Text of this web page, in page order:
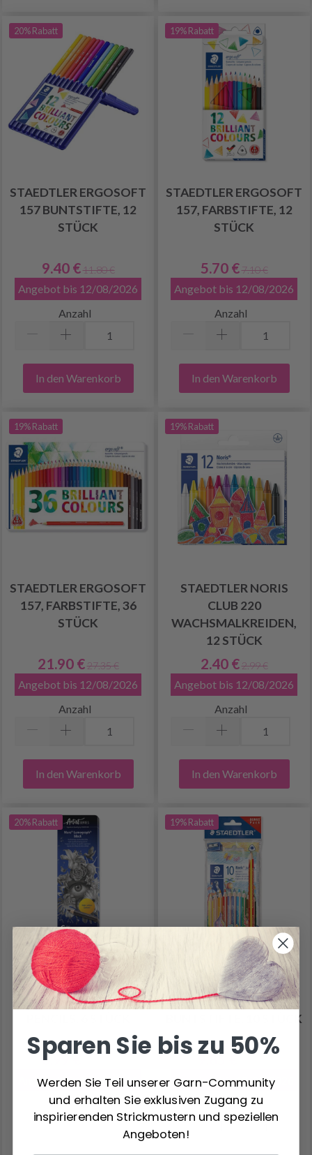
20% Rabatt
STAEDTLER ERGOSOFT
157 BUNTSTIFTE, 12
STÜCK
9.40 € 11.80 €
Angebot bis 12/08/2026
Anzahl
In den Warenkorb
19% Rabatt
STAEDTLER ERGOSOFT
157, FARBSTIFTE, 12
STÜCK
5.70 € 7.10 €
Angebot bis 12/08/2026
Anzahl
In den Warenkorb
19% Rabatt
STAEDTLER ERGOSOFT
157, FARBSTIFTE, 36
STÜCK
21.90 € 27.35 €
Angebot bis 12/08/2026
Anzahl
In den Warenkorb
19% Rabatt
STAEDTLER NORIS
CLUB 220
WACHSMALKREIDEN,
12 STÜCK
2.40 € 2.99 €
Angebot bis 12/08/2026
Anzahl
In den Warenkorb
20% Rabatt
STAEDTLER MARS
LUMOGRAPH DRAW
8.99 €
Angebot bis 12/08/2026
19% Rabatt
STAEDTLER NORIS
CLUB JUMBO
BUNTSTIFTE, 10 STÜCK
9.85 €
Angebot bis 12/08/2026
Anzahl
Sparen Sie bis zu 50%
Werden Sie Teil unserer Garn-Community
und erhalten Sie exklusiven Zugang zu
inspirierenden Strickmustern und speziellen
Angeboten!